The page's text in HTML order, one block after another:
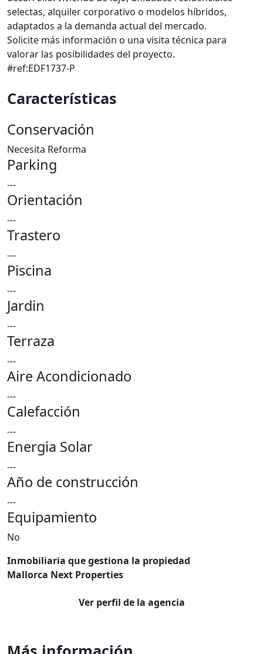
selectas, alquiler corporativo o modelos híbridos,
adaptados a la demanda actual del mercado.
Solicite más información o una visita técnica para
valorar las posibilidades del proyecto.
#ref:EDF1737-P
Características
Conservación
Necesita Reforma
Parking
---
Orientación
---
Trastero
---
Piscina
---
Jardin
---
Terraza
---
Aire Acondicionado
---
Calefacción
---
Energia Solar
---
Año de construcción
---
Equipamiento
No
Inmobiliaria que gestiona la propiedad
Mallorca Next Properties
Ver perfil de la agencia